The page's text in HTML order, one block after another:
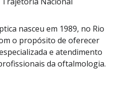
nasceu em 1989, no Rio
o propósito de oferecer
e atendimento
da oftalmologia.